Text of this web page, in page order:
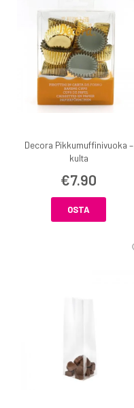
Decora Pikkumuffinivuoka –
kulta
€7.90
OSTA